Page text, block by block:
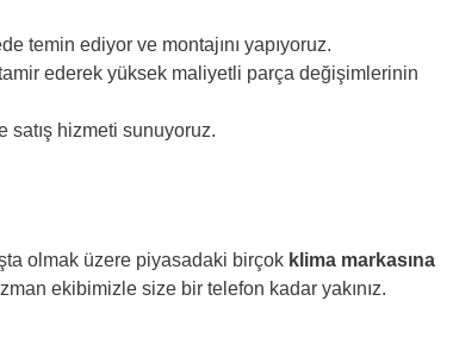
temin ediyor ve montajını yapıyoruz.
ederek yüksek maliyetli parça değişimlerinin
satış hizmeti sunuyoruz.
olmak üzere piyasadaki birçok klima markasına
ekibimizle size bir telefon kadar yakınız.